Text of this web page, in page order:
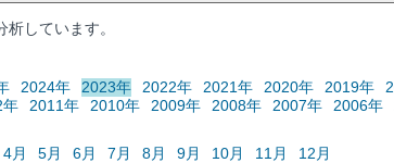
しています。
2024年 2023年 2022年 2021年 2020年 2019年
年 2011年 2010年 2009年 2008年 2007年 2006年
4月 5月 6月 7月 8月 9月 10月 11月 12月